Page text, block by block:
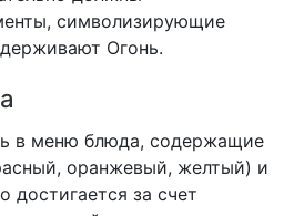
символизирующие
Огонь.
в меню блюда, содержащие
оранжевый, желтый) и
достигается за счет